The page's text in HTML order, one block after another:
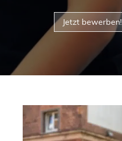
Jetzt bewerben!